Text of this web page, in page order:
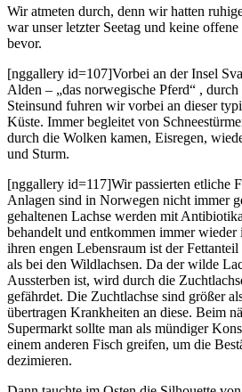
Wir atmeten durch, denn wir hatten
war unser letzter Seetag und keine
bevor.
[nggallery id=107]Vorbei an der Insel
Alden – „das norwegische Pferd“ , durch
Steinsund fuhren wir vorbei an dieser
Küste. Immer begleitet von
durch die Wolken kamen, Eisregen,
und Sturm.
[nggallery id=117]Wir passierten etliche
Anlagen sind in Norwegen nicht immer
gehaltenen Lachse werden mit
behandelt und entkommen immer
ihren engen Lebensraum ist der
als bei den Wildlachsen. Da der wilde
Aussterben ist, wird durch die
gefährdet. Die Zuchtlachse sind größer
übertragen Krankheiten an diese. Beim
Supermarkt sollte man als mündiger
einem anderen Fisch greifen, um die
dezimieren.